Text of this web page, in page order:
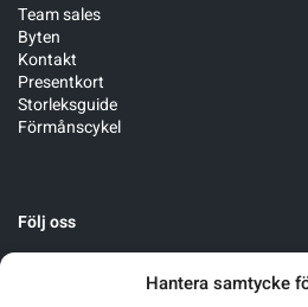
Hantera samtycke
Team sales
Byten
Kontakt
Presentkort
Storleksguide
Förmånscykel
Följ oss